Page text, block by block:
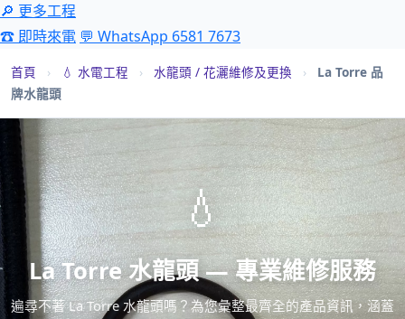
🔎 更多工程
☎ 即時來電 💬 WhatsApp 6581 7673
首頁 › 💧 水電工程 › 水龍頭 / 花灑維修及更換 ›
La Torre 品
牌水龍頭
💧
La Torre 水龍頭 — 專業維修服務
遍尋不著 La Torre 水龍頭嗎？為您彙整最齊全的產品資訊，涵蓋